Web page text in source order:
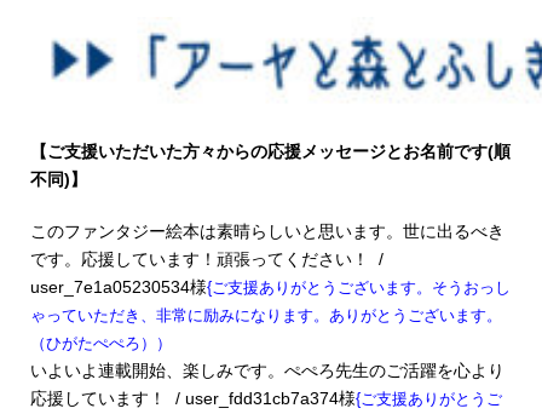
【ご支援いただいた方々からの応援メッセージとお名前です(順
不同)】
このファンタジー絵本は素晴らしいと思います。世に出るべき
です。 応援しています！頑張ってください！ /
user_7e1a05230534様{ご支援ありがとうございます。そうおっし
ゃっていただき、非常に励みになります。ありがとうございます。
（ひがたぺぺろ））
いよいよ連載開始、楽しみです。 ぺぺろ先生のご活躍を心より
応援しています！ / user_fdd31cb7a374様{ご支援ありがとうご